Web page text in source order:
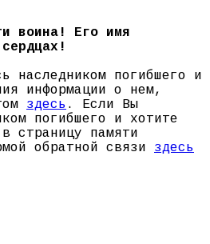
воина! Его имя
наследником погибшего и
информации о нем,
здесь . Если Вы
погибшего и хотите
страницу памяти
обратной связи здесь